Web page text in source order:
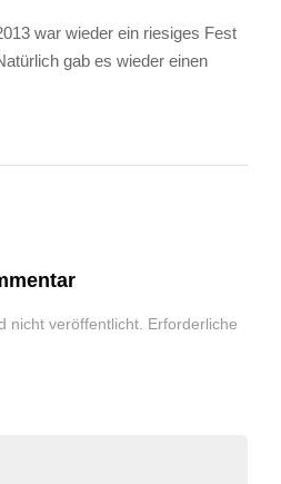
war wieder ein riesiges Fest
gab es wieder einen
nicht veröffentlicht. Erforderliche